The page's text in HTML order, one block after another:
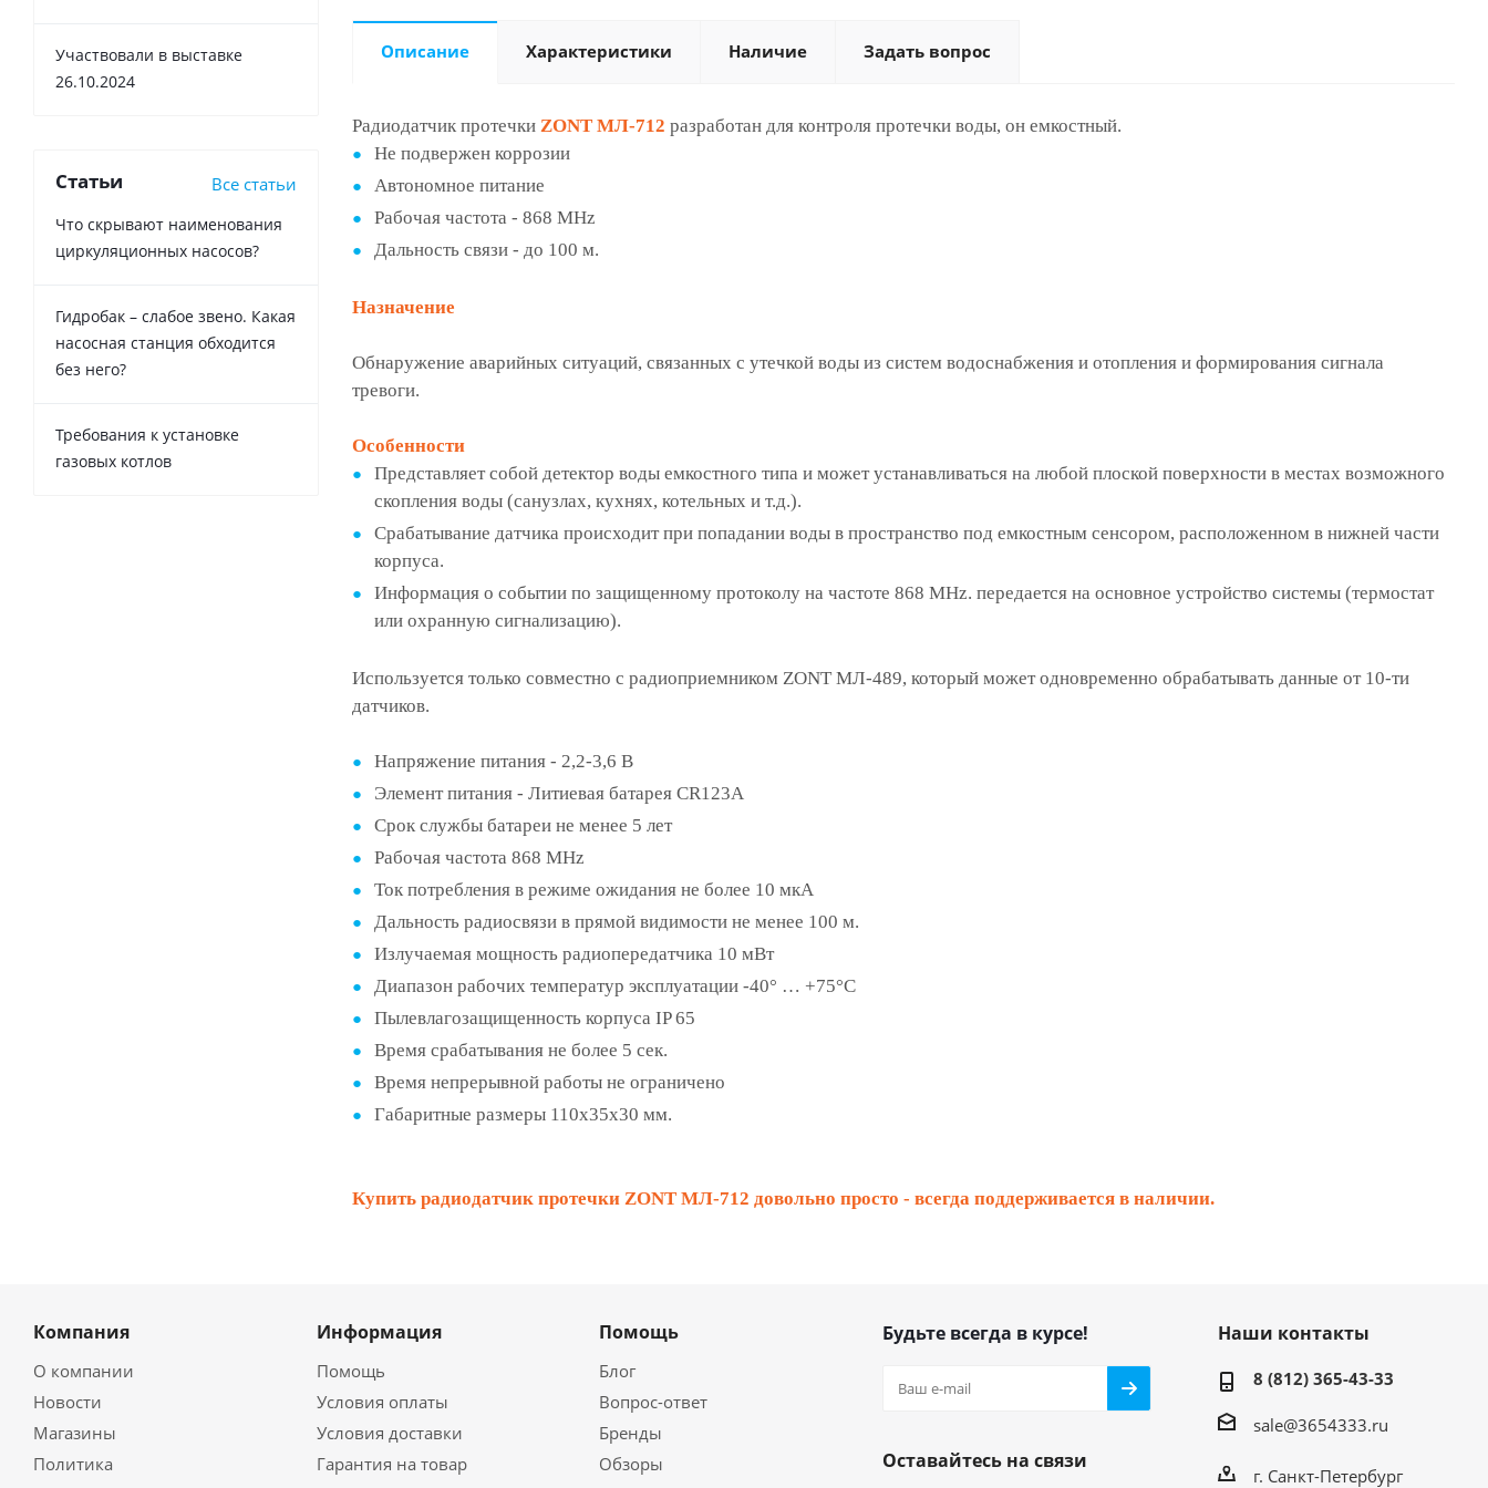
Описание Характеристики Наличие Задать вопрос
Радиодатчик протечки ZONT МЛ‑712 разработан для контроля протечки воды, он емкостный.
Не подвержен коррозии
Автономное питание
Рабочая частота - 868 MHz
Дальность связи - до 100 м.
Назначение
Обнаружение аварийных ситуаций, связанных с утечкой воды из систем водоснабжения и отопления и формирования сигнала
тревоги.
Особенности
Представляет собой детектор воды емкостного типа и может устанавливаться на любой плоской поверхности в местах возможного
скопления воды (санузлах, кухнях, котельных и т.д.).
Срабатывание датчика происходит при попадании воды в пространство под емкостным сенсором, расположенном в нижней части
корпуса.
Информация о событии по защищенному протоколу на частоте 868 MHz. передается на основное устройство системы (термостат
или охранную сигнализацию).
Используется только совместно с радиоприемником ZONT МЛ-489, который может одновременно обрабатывать данные от 10-ти
датчиков.
Напряжение питания - 2,2-3,6 В
Элемент питания - Литиевая батарея CR123А
Срок службы батареи не менее 5 лет
Рабочая частота 868 МHz
Ток потребления в режиме ожидания не более 10 мкА
Дальность радиосвязи в прямой видимости не менее 100 м.
Излучаемая мощность радиопередатчика 10 мВт
Диапазон рабочих температур эксплуатации -40° … +75°C
Пылевлагозащищенность корпуса IP 65
Время срабатывания не более 5 сек.
Время непрерывной работы не ограничено
Габаритные размеры 110х35х30 мм.
Купить радиодатчик протечки ZONT МЛ‑712 довольно просто - всегда поддерживается в наличии.
Участвовали в выставке
26.10.2024
Статьи Все статьи
Что скрывают наименования
циркуляционных насосов?
Гидробак – слабое звено. Какая
насосная станция обходится
без него?
Требования к установке
газовых котлов
Компания
О компании
Новости
Магазины
Политика
Информация
Помощь
Условия оплаты
Условия доставки
Гарантия на товар
Помощь
Блог
Вопрос-ответ
Бренды
Обзоры
Будьте всегда в курсе!
Оставайтесь на связи
Наши контакты
8 (812) 365-43-33
sale@3654333.ru
г. Санкт-Петербург